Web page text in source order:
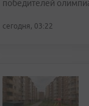
победителей
сегодня, 03:22